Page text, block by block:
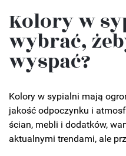
Kolory w
wybrać,
wyspać?
Kolory w sypialni mają
jakość odpoczynku i
ścian, mebli i dodatków,
aktualnymi trendami, ale